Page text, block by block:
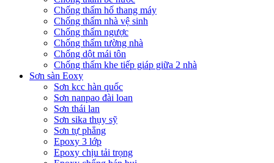
Chống thấm hố thang máy
Chống thấm nhà vệ sinh
Chống thấm ngược
Chống thấm tường nhà
Chống dột mái tôn
Chống thấm khe tiếp giáp giữa 2 nhà
Sơn sàn Eoxy
Sơn kcc hàn quốc
Sơn nanpao đài loan
Sơn thái lan
Sơn sika thụy sỹ
Sơn tự phẳng
Epoxy 3 lớp
Epoxy chịu tải trọng